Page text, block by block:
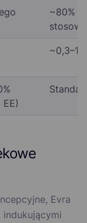
~80%
~0,3–1%
Evra